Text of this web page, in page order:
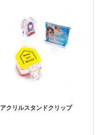
アクリルスタンドクリップ